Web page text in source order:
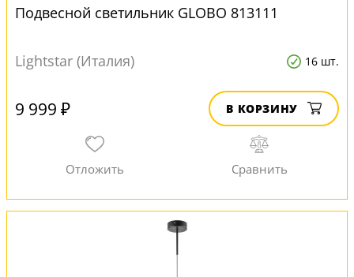
Подвесной светильник GLOBO 813111
Lightstar (Италия) 16 шт.
9 999 ₽ В КОРЗИНУ